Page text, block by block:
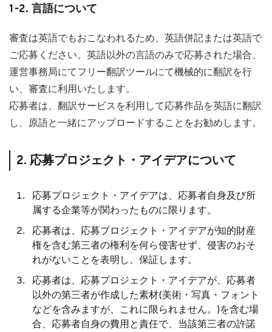
1-2. 言語について
審査は英語でもおこなわれるため、英語併記または英語で
ご応募ください。英語以外の言語のみで応募された場合、
運営事務局にてフリー翻訳ツールにて機械的に翻訳を行
い、審査に利用いたします。
応募者は、翻訳サービスを利用して応募作品を英語に翻訳
し、原語と一緒にアップロードすることをお勧めします。
2. 応募プロジェクト・アイデアについて
応募プロジェクト・アイデアは、応募者自身及び所
属する企業等が関わったものに限ります。
応募者は、応募プロジェクト・アイデアが知的財産
権を含む第三者の権利を何ら侵害せず、侵害のおそ
れがないことを表明し、保証します。
応募者は、応募プロジェクト・アイデアが、応募者
以外の第三者が作成した素材(美術・写真・フォント
などを含みますが、これに限られません。)を含む場
合、応募者自身の費用と責任で、当該第三者の許諾